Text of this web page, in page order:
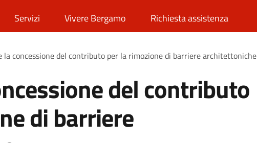
Servizi Vivere Bergamo Richiesta assistenza
la concessione del contributo per la rimozione di barriere architettoniche
del contributo
di barriere